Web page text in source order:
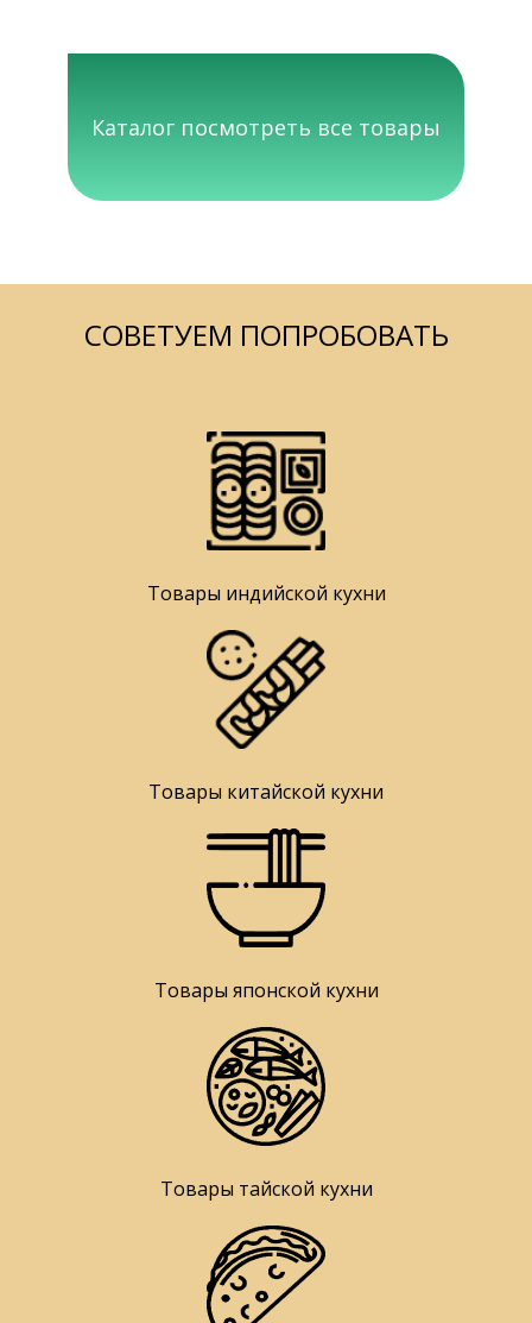
Каталог посмотреть все товары
СОВЕТУЕМ ПОПРОБОВАТЬ
Товары индийской кухни
Товары китайской кухни
Товары японской кухни
Товары тайской кухни